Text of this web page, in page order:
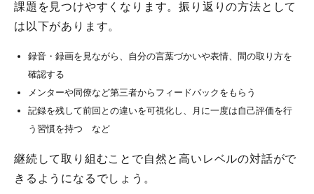
課題を見つけやすくなります。振り返りの方法として
は以下があります。
録音・録画を見ながら、自分の言葉づかいや表情、間の取り方を
確認する
メンターや同僚など第三者からフィードバックをもらう
記録を残して前回との違いを可視化し、月に一度は自己評価を行
う習慣を持つ など
継続して取り組むことで自然と高いレベルの対話がで
きるようになるでしょう。